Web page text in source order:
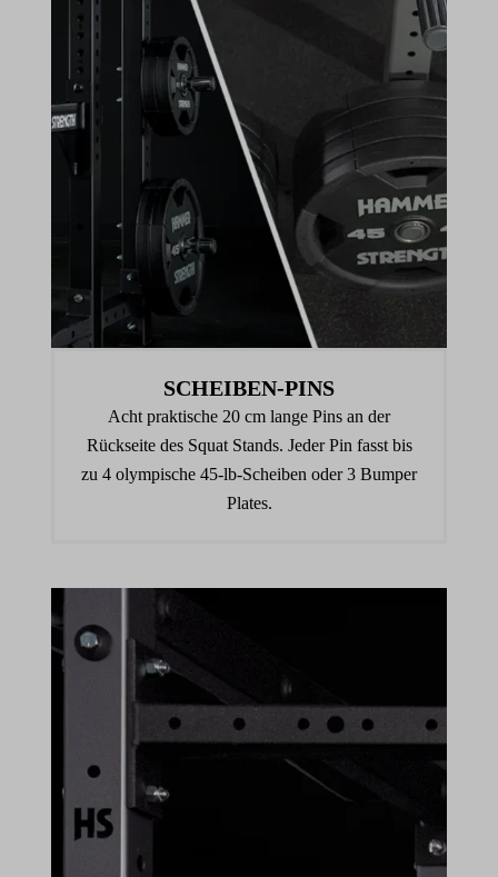
SCHEIBEN-PINS
Acht praktische 20 cm lange Pins an der
Rückseite des Squat Stands. Jeder Pin fasst bis
zu 4 olympische 45-lb-Scheiben oder 3 Bumper
Plates.